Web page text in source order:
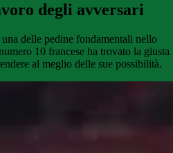
degli avversari
delle pedine fondamentali nello
10 francese ha trovato la giusta
al meglio delle sue possibilità.